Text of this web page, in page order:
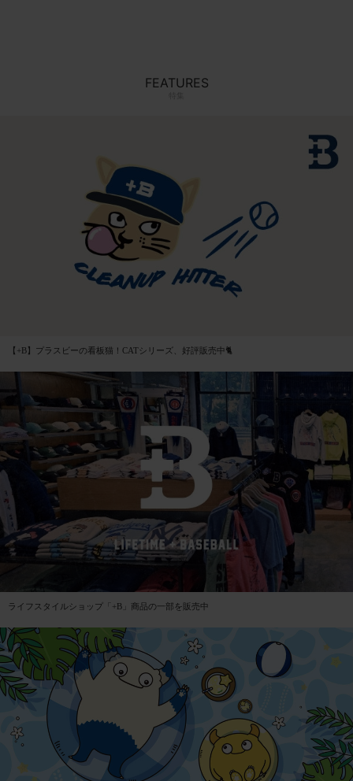
FEATURES
【+B】プラスビーの看板猫！CATシリーズ、好評販売中🐈
ライフスタイルショップ「+B」商品の一部を販売中